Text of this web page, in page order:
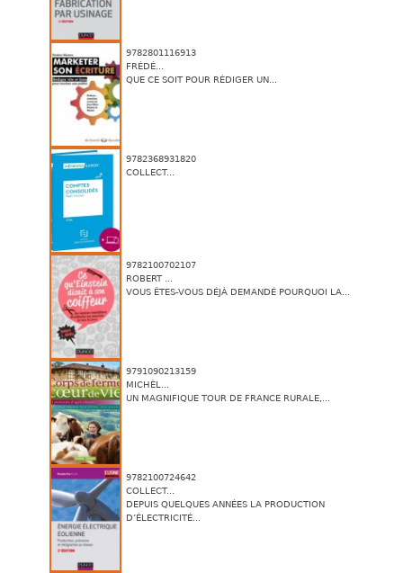
9782801116913
FRÉDÉ...
QUE CE SOIT POUR RÉDIGER UN...
9782368931820
COLLECT...
9782100702107
ROBERT ...
VOUS ÊTES-VOUS DÉJÀ DEMANDÉ POURQUOI LA...
9791090213159
MICHÈL...
UN MAGNIFIQUE TOUR DE FRANCE RURALE,...
9782100724642
COLLECT...
DEPUIS QUELQUES ANNÉES LA PRODUCTION
D’ÉLECTRICITÉ...